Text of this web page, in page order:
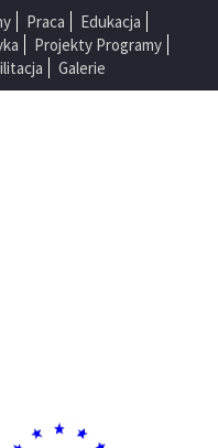
Praca
Edukacja
Projekty Programy
Galerie